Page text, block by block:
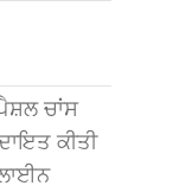
ਚਾਂਸ
ਕੀਤੀ